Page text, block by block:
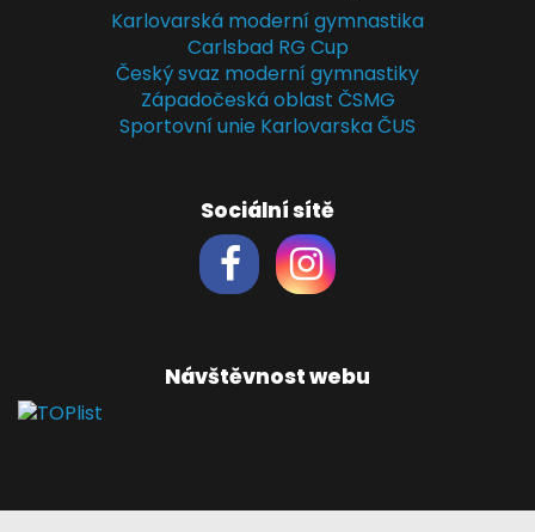
Karlovarská moderní gymnastika
Carlsbad RG Cup
Český svaz moderní gymnastiky
Západočeská oblast ČSMG
Sportovní unie Karlovarska ČUS
Sociální sítě
Návštěvnost webu